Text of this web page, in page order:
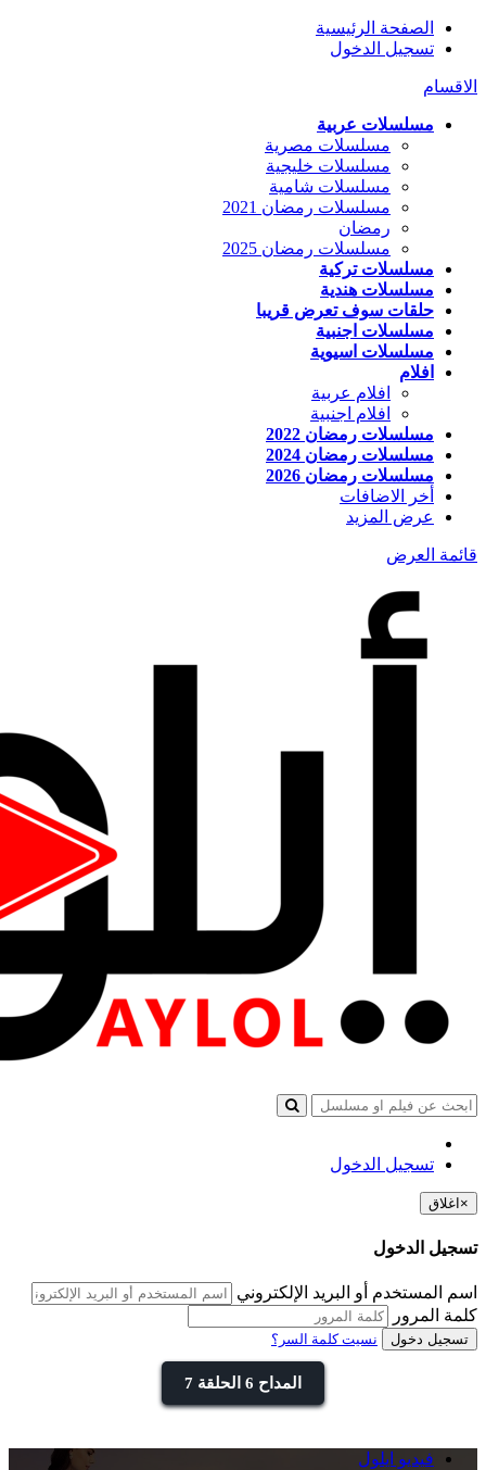
الصفحة الرئيسية
تسجيل الدخول
الاقسام
مسلسلات عربية
مسلسلات مصرية
مسلسلات خليجية
مسلسلات شامية
مسلسلات رمضان 2021
رمضان
مسلسلات رمضان 2025
مسلسلات تركية
مسلسلات هندية
حلقات سوف تعرض قريبا
مسلسلات اجنبية
مسلسلات اسيوية
افلام
افلام عربية
افلام اجنبية
مسلسلات رمضان 2022
مسلسلات رمضان 2024
مسلسلات رمضان 2026
أخر الاضافات
عرض المزيد
قائمة العرض
تسجيل الدخول
× اغلاق
تسجيل الدخول
اسم المستخدم أو البريد الإلكتروني
كلمة المرور
تسجيل دخول نسيت كلمة السر؟
المداح 6 الحلقة 7
فيديو ايلول